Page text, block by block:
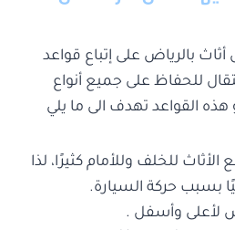
بالرياض على إتباع قواعد
للحفاظ على جميع أنواع
و هذه القواعد تهدف الى ما يلي
للخلف وللأمام كثيرًا، لذا
بسبب حركة السيارة.
لأعلى وأسفل .